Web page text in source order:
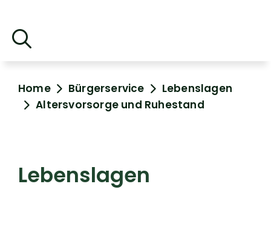
Home Bürgerservice
Lebenslagen
Altersvorsorge und Ruhestand
Lebenslagen